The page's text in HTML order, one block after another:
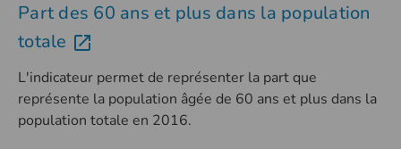
Part des 60 ans et plus dans la population
totale
L'indicateur permet de représenter la part que
représente la population âgée de 60 ans et plus dans la
population totale en 2016.